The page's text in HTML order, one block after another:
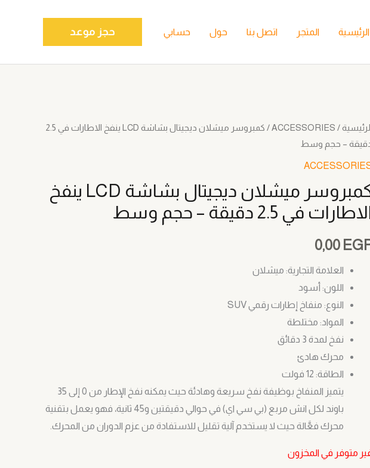
الرئيسية المتجر اتصل بنا حول حسابي حجز موعد
الرئيسية/
ACCESSORIES
/ كمبروسر ميشلان ديجيتال بشاشة LCD ينفخ الاطارات في 2.5
– حجم وسط
كمبروسر ميشلان ديجيتال بشاشة LCD ينفخ
في 2.5 دقيقة – حجم وسط
0,00
العلامة التجارية: ميشلان
اللون: أسود
النوع: منفاخ إطارات رقمي SUV
المواد: مختلطة
نفخ لمدة 3 دقائق
محرك هادئ
الطاقة: 12 فولت
يتميز المنفاخ بوظيفة نفخ سريعة وهادئة حيث يمكنه نفخ الإطار من 0 إلى 35
باوند لكل انش مربع (بي سي اي) في حوالي دقيقتين و45 ثانية، فهو يعمل بتقنية
محرك فعَّالة حيث لا يستخدم آلية تقليل للاستفادة من عزم الدوران من المحرك.
متوفر في المخزون